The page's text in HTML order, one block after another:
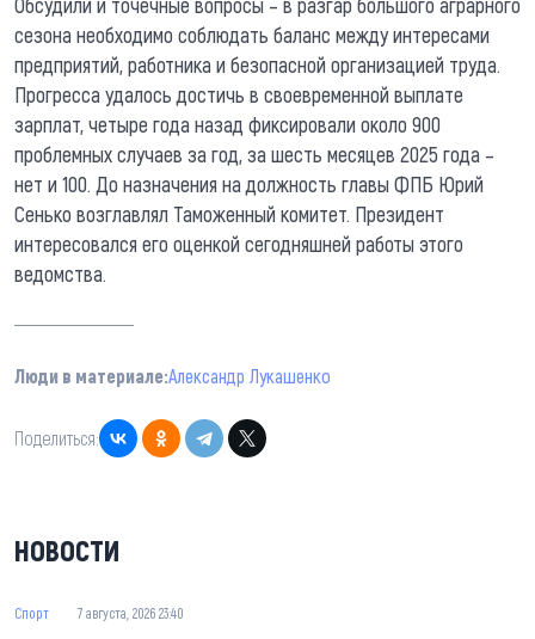
сезона необходимо соблюдать баланс между интересами
предприятий, работника и безопасной организацией труда.
Прогресса удалось достичь в своевременной выплате
зарплат, четыре года назад фиксировали около 900
проблемных случаев за год, за шесть месяцев 2025 года –
нет и 100. До назначения на должность главы ФПБ Юрий
Сенько возглавлял Таможенный комитет. Президент
интересовался его оценкой сегодняшней работы этого
ведомства.
Люди в материале:Александр Лукашенко
Поделиться:
НОВОСТИ
Спорт 7 августа, 2026 23:40